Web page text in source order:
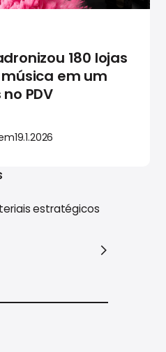
180 lojas
em um
PDV
19.1.2026
estratégicos